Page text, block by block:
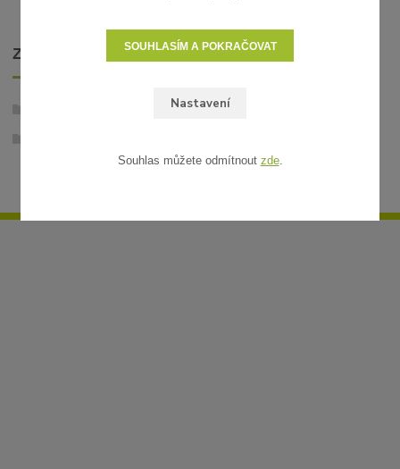
ZBOŽÍ ZAŘAZENO V KATEGORIÍCH
Nastavení
SOUHLASÍM A POKRAČOVAT
Souhlas můžete odmítnout zde.